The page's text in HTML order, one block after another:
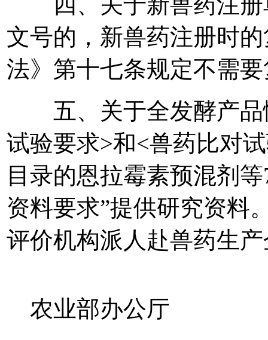
文号的，新兽药注册时
法》第十七条规定不需
五、关于全发酵产品
试验要求>和<兽药比对
目录的恩拉霉素预混剂
资料要求”提供研究资料
评价机构派人赴兽药生
农业部办公厅